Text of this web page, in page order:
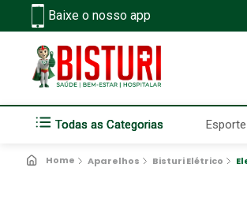
Baixe o nosso app
Todas as Categorias
Aparelhos Bisturi Elétrico